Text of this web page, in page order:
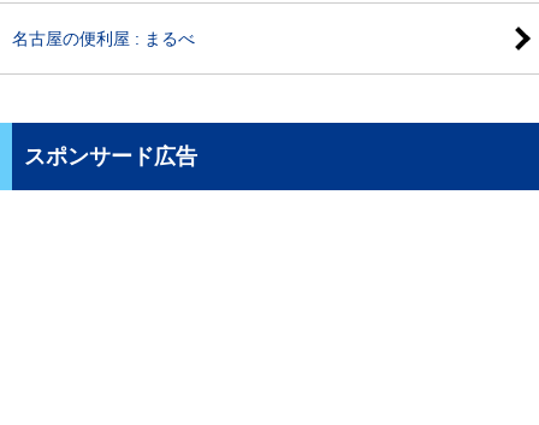
名古屋の便利屋 : まるべ
スポンサード広告